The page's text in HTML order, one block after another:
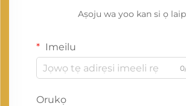
Aṣoju wa yoo kan si ọ
Imeilu
Orukọ